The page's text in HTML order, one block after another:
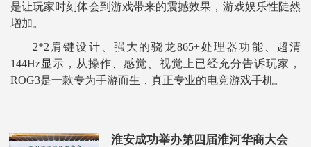
是让玩家时刻体会到游戏带来的震撼效果，游戏娱乐性陡然
增加。
2*2肩键设计、强大的骁龙865+处理器功能、超清
144Hz显示，从操作、感觉、视觉上已经充分告诉玩家，
ROG3是一款专为手游而生，真正专业的电竞游戏手机。
淮安成功举办第四届淮河华商大会